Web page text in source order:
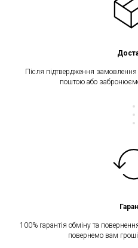
Після підтвердження
поштою або
100% гарантія обміну та
повернемо вам